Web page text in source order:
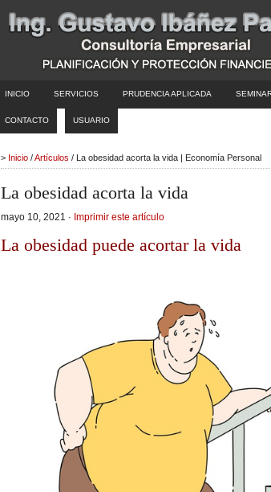
INICIO SERVICIOS PRUDENCIA APLICADA
CONTACTO USUARIO
> Inicio /Artículos / La obesidad acorta la vida | Economía Personal
La obesidad acorta la vida
mayo 10, 2021 · Imprimir este artículo
La obesidad puede acortar la vida